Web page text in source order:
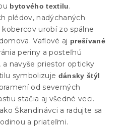
bytového textilu.
plédov, nadýchaných
urobí zo spálne
Vaflové aj prešívané
periny a posteľnú
navyše priestor opticky
symbolizuje dánsky štýl
od severných
stačia aj všedné veci.
Škandinávci a radujte sa
a priateľmi.